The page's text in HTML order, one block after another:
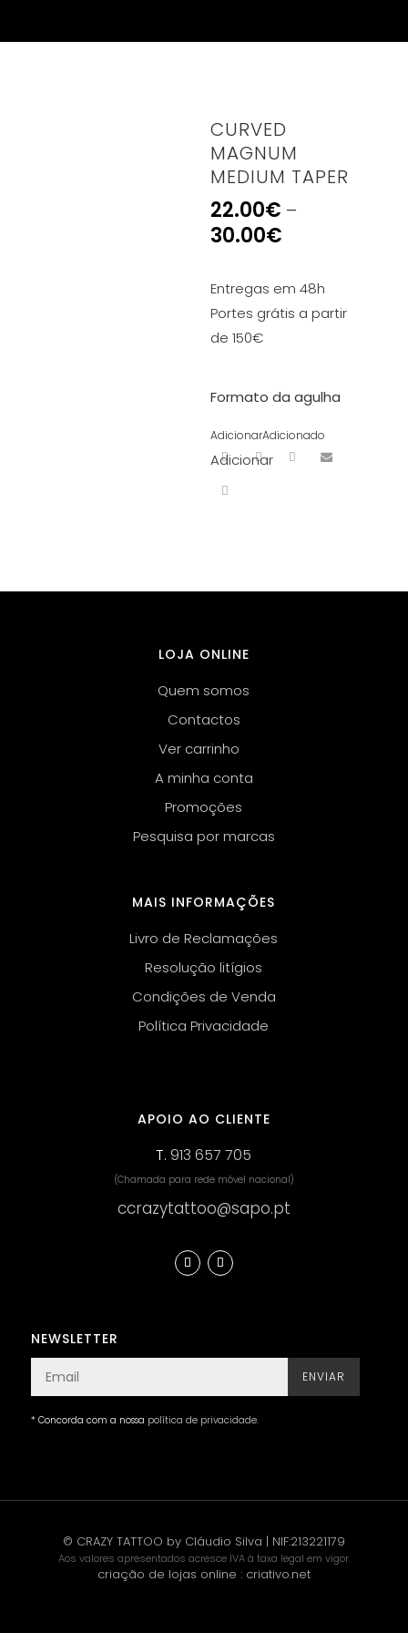
CURVED
MAGNUM
MEDIUM TAPER
22.00€ –
30.00€
Entregas em 48h
Portes grátis a partir
de 150€
Formato da agulha
AdicionarAdicionado
Adicionar
LOJA ONLINE
Quem somos
Contactos
Ver carrinho
A minha conta
Promoções
Pesquisa por marcas
MAIS INFORMAÇÕES
Livro de Reclamações
Resolução litígios
Condições de Venda
Política Privacidade
APOIO AO CLIENTE
T.913 657 705
(Chamada para rede móvel nacional)
ccrazytattoo@sapo.pt
NEWSLETTER
ENVIAR
* Concorda com a nossa política de privacidade.
© CRAZY TATTOO by Cláudio Silva | NIF:213221179
Aos valores apresentados acresce IVA à taxa legal em vigor.
criação de lojas online : criativo.net